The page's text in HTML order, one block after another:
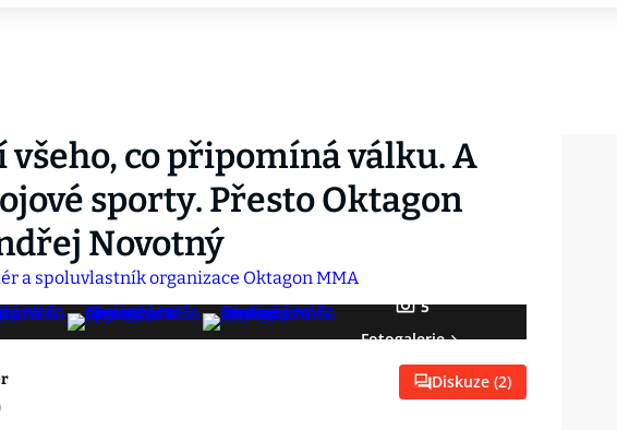
všeho, co připomíná válku. A
sporty. Přesto Oktagon
Novotný
5
Fotogalerie
Diskuze (2)